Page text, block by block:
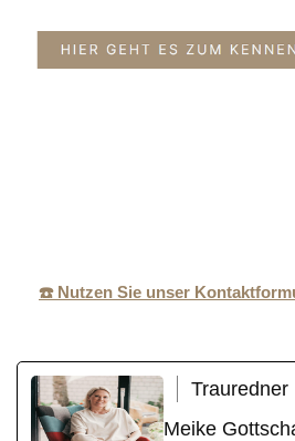
☎️ Nutzen Sie unser
Trauredner
Meike